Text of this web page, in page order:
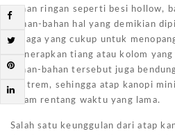
bahan ringan seperti besi hollow,
Bahan-bahan hal yang demikian
tenaga yang cukup untuk
menerapkan tiang atau kolom
bahan-bahan tersebut juga
ekstrem, sehingga atap kanopi
dalam rentang waktu yang lama.
Salah satu keunggulan dari atap